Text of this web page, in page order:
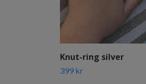
Knut-ring silver
399 kr